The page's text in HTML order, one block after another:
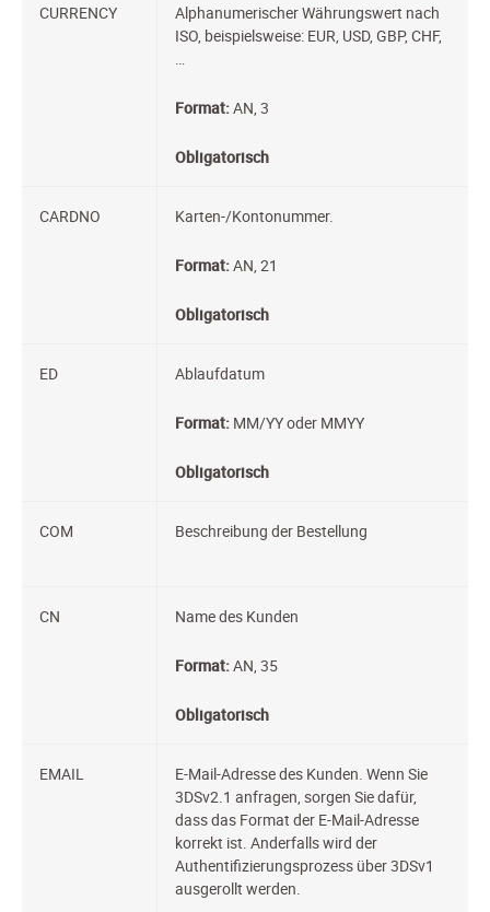
CURRENCY
Alphanumerischer Währungswert nach
ISO, beispielsweise: EUR, USD, GBP, CHF,
…
Format:AN, 3
Obligatorisch
CARDNO Karten-/Kontonummer.
Format:AN, 21
Obligatorisch
ED Ablaufdatum
Format: MM/YY oder MMYY
Obligatorisch
COM Beschreibung der Bestellung
CN Name des Kunden
Format:AN, 35
Obligatorisch
EMAIL
E-Mail-Adresse des Kunden. Wenn Sie
3DSv2.1 anfragen, sorgen Sie dafür,
dass das Format der E-Mail-Adresse
korrekt ist. Anderfalls wird der
Authentifizierungsprozess über 3DSv1
ausgerollt werden.